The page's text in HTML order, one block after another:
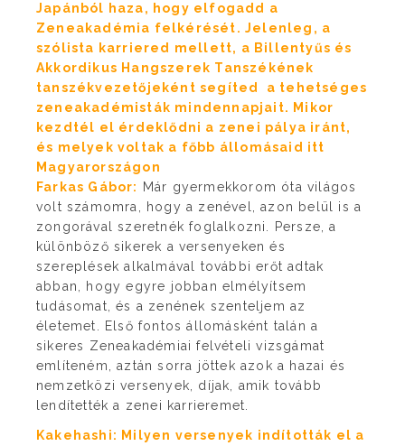
Japánból haza, hogy elfogadd a
Zeneakadémia felkérését. Jelenleg, a
szólista karriered mellett, a Billentyűs és
Akkordikus Hangszerek Tanszékének
tanszékvezetőjeként segíted a tehetséges
zeneakadémisták mindennapjait. Mikor
kezdtél el érdeklődni a zenei pálya iránt,
és melyek voltak a főbb állomásaid itt
Magyarországon
Farkas Gábor:
Már gyermekkorom óta világos
volt számomra, hogy a zenével, azon belül is a
zongorával szeretnék foglalkozni. Persze, a
különböző sikerek a versenyeken és
szereplések alkalmával további erőt adtak
abban, hogy egyre jobban elmélyítsem
tudásomat, és a zenének szenteljem az
életemet. Első fontos állomásként talán a
sikeres Zeneakadémiai felvételi vizsgámat
említeném, aztán sorra jöttek azok a hazai és
nemzetközi versenyek, díjak, amik tovább
lendítették a zenei karrieremet.
Kakehashi: Milyen versenyek indították el a